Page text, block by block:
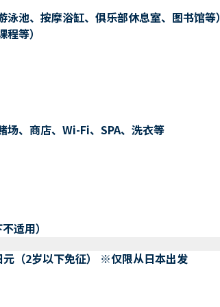
池、按摩浴缸、俱乐部休息室、图书馆等）
等）
场、商店、Wi-Fi、SPA、洗衣等
适用）
（2岁以下免征） ※仅限从日本出发